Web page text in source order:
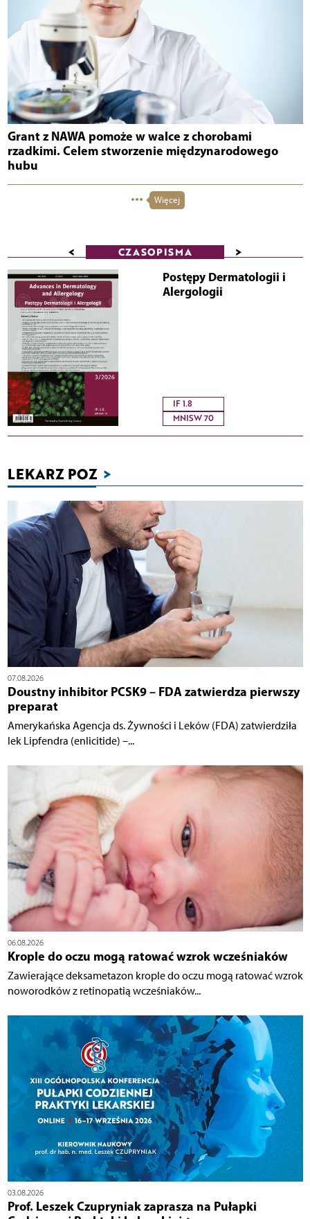
Grant z NAWA pomoże w walce z chorobami
rzadkimi. Celem stworzenie międzynarodowego
hubu
Więcej
< CZASOPISMA >
Postępy Dermatologii i
Alergologii
IF 1.8
MNISW 70
LEKARZ POZ >
07.08.2026
Doustny inhibitor PCSK9 – FDA zatwierdza pierwszy
preparat
Amerykańska Agencja ds. Żywności i Leków (FDA) zatwierdziła
lek Lipfendra (enlicitide) –...
06.08.2026
Krople do oczu mogą ratować wzrok wcześniaków
Zawierające deksametazon krople do oczu mogą ratować wzrok
noworodków z retinopatią wcześniaków...
03.08.2026
Prof. Leszek Czupryniak zaprasza na Pułapki